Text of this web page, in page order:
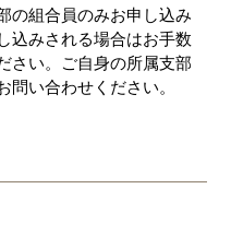
の組合員のみお申し込み
込みされる場合はお手数
さい。ご自身の所属支部
問い合わせください。